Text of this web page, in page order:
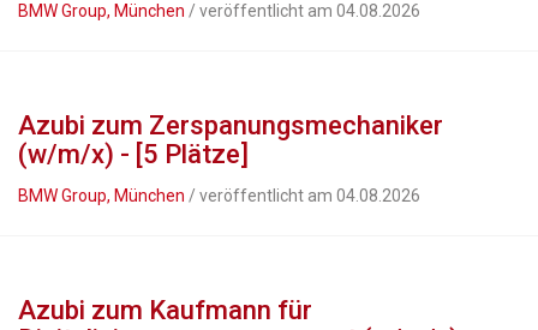
BMW Group, München / veröffentlicht am 04.08.2026
Azubi zum Zerspanungsmechaniker
(w/m/x) - [5 Plätze]
BMW Group, München / veröffentlicht am 04.08.2026
Azubi zum Kaufmann für